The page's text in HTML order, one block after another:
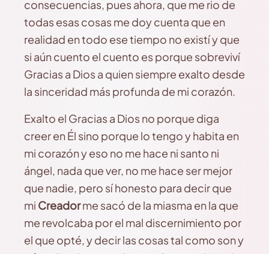
consecuencias, pues ahora, que me rio de
todas esas cosas me doy cuenta que en
realidad en todo ese tiempo no existí y que
si aún cuento el cuento es porque sobreviví
Gracias a Dios a quien siempre exalto desde
la sinceridad más profunda de mi corazón.
Exalto el Gracias a Dios no porque diga
creer en Él sino porque lo tengo y habita en
mi corazón y eso no me hace ni santo ni
ángel, nada que ver, no me hace ser mejor
que nadie, pero sí honesto para decir que
mi Creadorme sacó de la miasma en la que
me revolcaba por el mal discernimiento por
el que opté, y decir las cosas tal como son y